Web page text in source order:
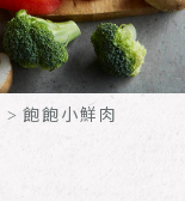
飽飽小鮮肉